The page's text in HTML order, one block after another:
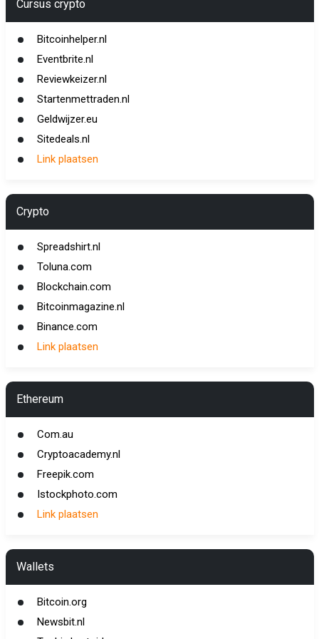
Cursus crypto
Bitcoinhelper.nl
Eventbrite.nl
Reviewkeizer.nl
Startenmettraden.nl
Geldwijzer.eu
Sitedeals.nl
Link plaatsen
Crypto
Spreadshirt.nl
Toluna.com
Blockchain.com
Bitcoinmagazine.nl
Binance.com
Link plaatsen
Ethereum
Com.au
Cryptoacademy.nl
Freepik.com
Istockphoto.com
Link plaatsen
Wallets
Bitcoin.org
Newsbit.nl